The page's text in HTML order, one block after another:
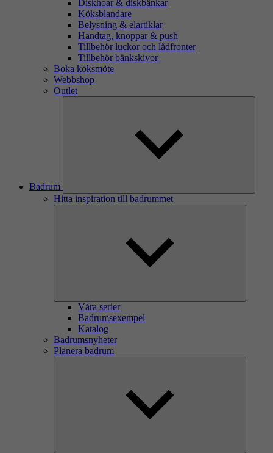
Diskhoar & diskbänkar
Köksblandare
Belysning & elartiklar
Handtag, knoppar & push
Tillbehör luckor och lådfronter
Tillbehör bänkskivor
Boka köksmöte
Webbshop
Outlet
Badrum
Hitta inspiration till badrummet
Våra serier
Badrumsexempel
Katalog
Badrumsnyheter
Planera badrum